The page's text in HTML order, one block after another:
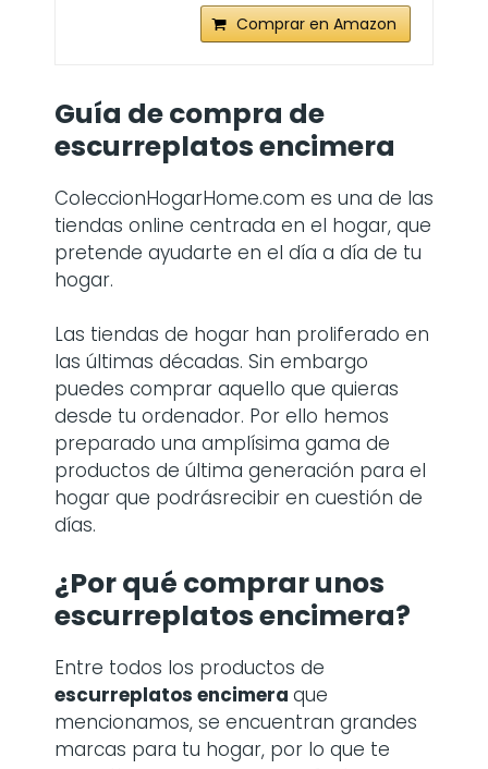
Comprar en Amazon
Guía de compra de
escurreplatos encimera
ColeccionHogarHome.com es una de las
tiendas online centrada en el hogar, que
pretende ayudarte en el día a día de tu
hogar.
Las tiendas de hogar han proliferado en
las últimas décadas. Sin embargo
puedes comprar aquello que quieras
desde tu ordenador. Por ello hemos
preparado una amplísima gama de
productos de última generación para el
hogar que podrásrecibir en cuestión de
días.
¿Por qué comprarunos
escurreplatos encimera?
Entre todos los productos de
escurreplatos encimera que
mencionamos, se encuentran grandes
marcas para tu hogar, por lo que te